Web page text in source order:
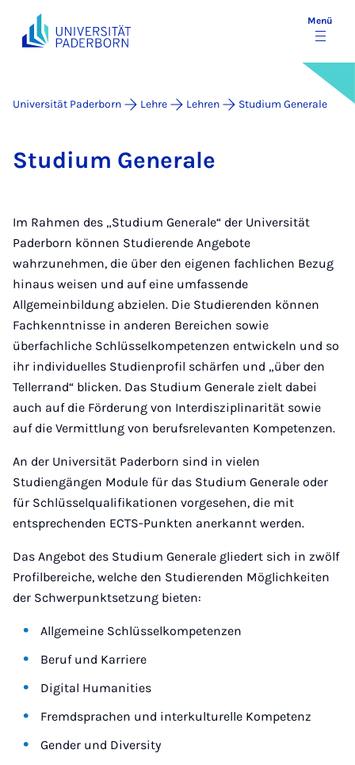
Menü
Universität Paderborn Lehre Lehren Studium Generale
Stu­di­um Ge­ne­ra­le
Im Rahmen des „Studium Generale“ der Universität
Paderborn können Studierende Angebote
wahrzunehmen, die über den eigenen fachlichen Bezug
hinaus weisen und auf eine umfassende
Allgemeinbildung abzielen. Die Studierenden können
Fachkenntnisse in anderen Bereichen sowie
überfachliche Schlüsselkompetenzen entwickeln und so
ihr individuelles Studienprofil schärfen und „über den
Tellerrand“ blicken. Das Studium Generale zielt dabei
auch auf die Förderung von Interdisziplinarität sowie
auf die Vermittlung von berufsrelevanten Kompetenzen.
An der Universität Paderborn sind in vielen
Studiengängen Module für das Studium Generale oder
für Schlüsselqualifikationen vorgesehen, die mit
entsprechenden ECTS-Punkten anerkannt werden.
Das Angebot des Studium Generale gliedert sich in zwölf
Profilbereiche, welche den Studierenden Möglichkeiten
der Schwerpunktsetzung bieten:
Allgemeine Schlüsselkompetenzen
Beruf und Karriere
Digital Humanities
Fremdsprachen und interkulturelle Kompetenz
Gender und Diversity